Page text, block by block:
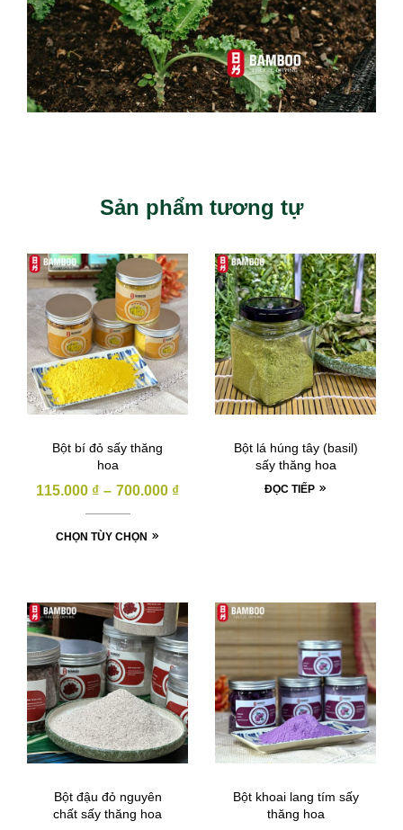
Sản phẩm tương tự
Bột bí đỏ sấy thăng
hoa
115.000 ₫ – 700.000 ₫
CHỌN TÙY CHỌN
Bột lá húng tây (basil)
sấy thăng hoa
ĐỌC TIẾP
Bột đậu đỏ nguyên
chất sấy thăng hoa
Bột khoai lang tím sấy
thăng hoa